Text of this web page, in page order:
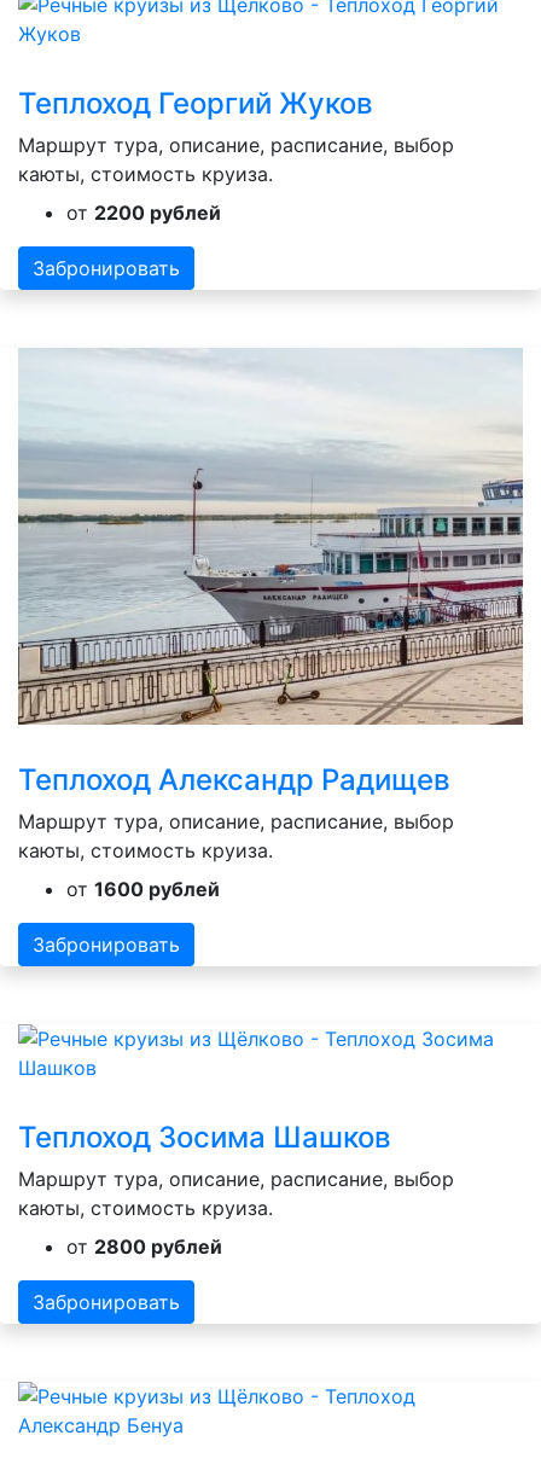
Теплоход Георгий Жуков
Маршрут тура, описание, расписание, выбор
каюты, стоимость круиза.
от 2200 рублей
Забронировать
Теплоход Александр Радищев
Маршрут тура, описание, расписание, выбор
каюты, стоимость круиза.
от 1600 рублей
Забронировать
Теплоход Зосима Шашков
Маршрут тура, описание, расписание, выбор
каюты, стоимость круиза.
от 2800 рублей
Забронировать